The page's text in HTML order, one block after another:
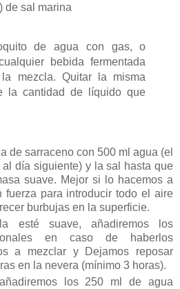
de sal marina
de agua con gas, o
bebida fermentada
mezcla. Quitar la misma
la cantidad de líquido que
de sarraceno con 500 ml agua (el
al día siguiente) y la sal hasta que
suave. Mejor si lo hacemos a
fuerza para introducir todo el aire
burbujas en la superficie.
esté suave, añadiremos los
en caso de haberlos
a mezclar y Dejamos reposar
en la nevera (mínimo 3 horas).
los 250 ml de agua